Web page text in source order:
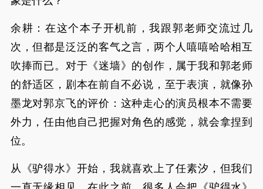
余耕：在这个本子开机前，我跟郭老师交流过几
次，但都是泛泛的客气之言，两个人嘻嘻哈哈相互
吹捧而已。对于《迷墙》的创作，属于我和郭老师
的舒适区，剧本在前自不必说，至于表演，就像孙
墨龙对郭京飞的评价：这种走心的演员根本不需要
外力，任由他自己把握对角色的感觉，就会拿捏到
位。
从《驴得水》开始，我就喜欢上了任素汐，但我们